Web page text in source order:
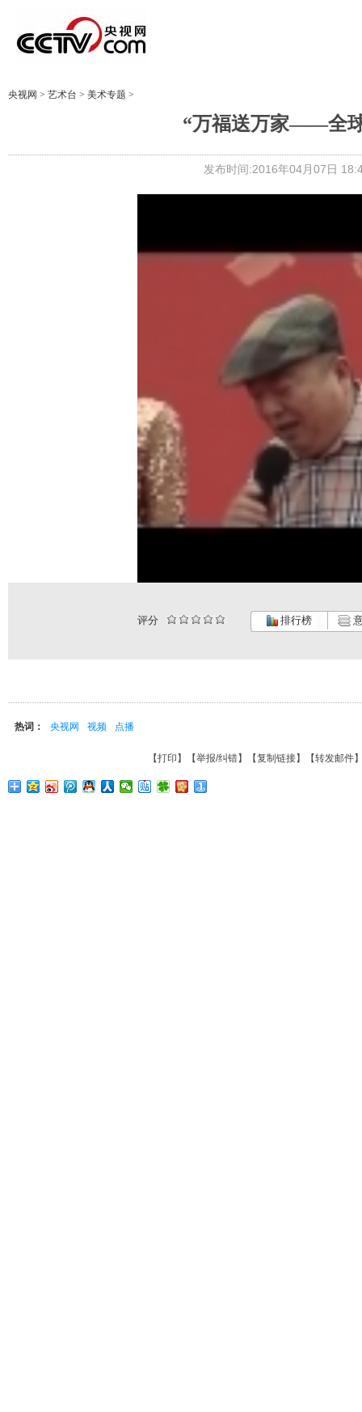
央视网 > 艺术台 > 美术专题 >
“万福送万家——全
发布时间:2016年04月07日
评分 排行榜
热词： 央视网 视频 点播
【打印 】【举报/纠错】【复制链接】【转发邮件